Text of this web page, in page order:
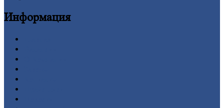
Информация